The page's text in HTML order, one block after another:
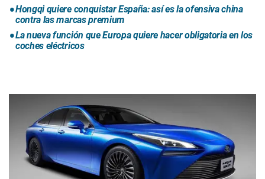
Hongqi quiere conquistar España: así es la ofensiva china
contra las marcas premium
La nueva función que Europa quiere hacer obligatoria en los
coches eléctricos